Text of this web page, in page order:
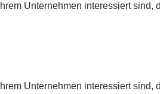
Unternehmen interessiert sind,
Unternehmen interessiert sind,